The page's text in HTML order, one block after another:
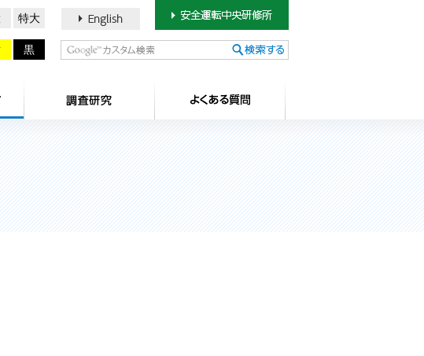
文字サイズ
特大
黒